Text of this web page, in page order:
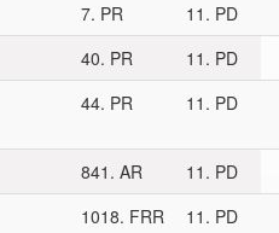
7. PR
11. PD
40. PR
11. PD
44. PR 11. PD
841. AR
11. PD
1018. FRR
11. PD